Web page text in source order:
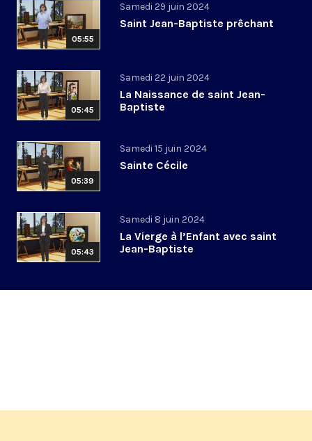
05:55
Samedi 29 juin 2024
Saint Jean-Baptiste prêchant
05:45
Samedi 22 juin 2024
La Naissance de saint Jean-
Baptiste
05:39
Samedi 15 juin 2024
Sainte Cécile
05:43
Samedi 8 juin 2024
La Vierge à l’Enfant avec saint
Jean-Baptiste